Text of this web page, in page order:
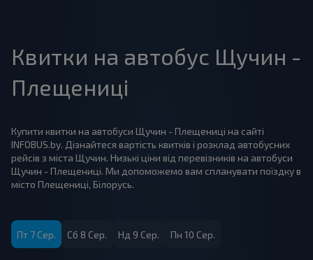
Квитки на автобус Щучин -
Плещениці
Купити квитки на автобуси Щучин - Плещениці на сайті
INFOBUS.by. Дізнайтеся вартість квитків і розклад автобусних
рейсів з міста Щучин. Низькі ціни від перевізників на автобуси
Щучин - Плещениці. Ми допоможемо вам спланувати поїздку в
місто Плещениці, Білорусь.
Пт 7 Сер. Сб 8 Сер. Нд 9 Сер. Пн 10 Сер.